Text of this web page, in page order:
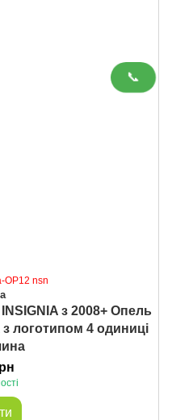
📞
OP12 nsn
з 2008+ Опель
з логотипом 4 одиниці